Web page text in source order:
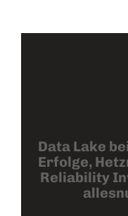
Data Lake
Erfolge,
Reliability